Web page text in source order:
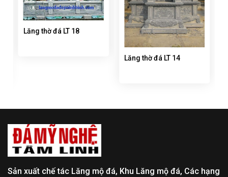
Lăng thờ đá LT 18
Lăng thờ đá LT 14
Sản xuất chế tác Lăng mộ đá, Khu Lăng mộ đá, Các hạng